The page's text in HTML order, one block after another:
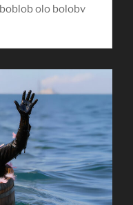
olo bolobv